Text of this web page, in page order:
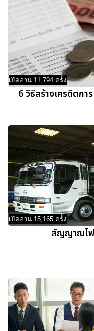
เปิดอ่าน 11,794 ครั้ง
6 วิธีสร้างเครดิตกา
เปิดอ่าน 15,165 ครั้ง
สัญญาณไฟ